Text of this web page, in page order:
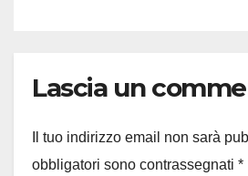
Lascia un
Il tuo indirizzo email non sarà
obbligatori sono contrassegnati *